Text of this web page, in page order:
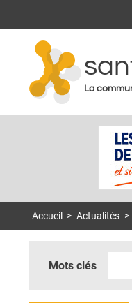
La
Accueil > Actualités >
Mots clés